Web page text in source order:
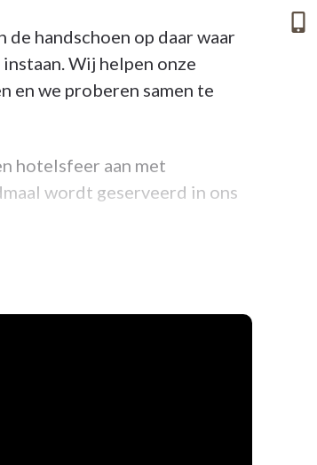
handschoen op daar waar
Wij helpen onze
en we proberen samen te
hotelsfeer aan met
wordt geserveerd in ons
mobiel mogelijk te houden.